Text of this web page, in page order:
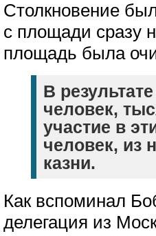
Столкновение
с площади сразу
площадь была
В
человек,
участие в
человек, из
казни.
Как вспоминал
делегация из